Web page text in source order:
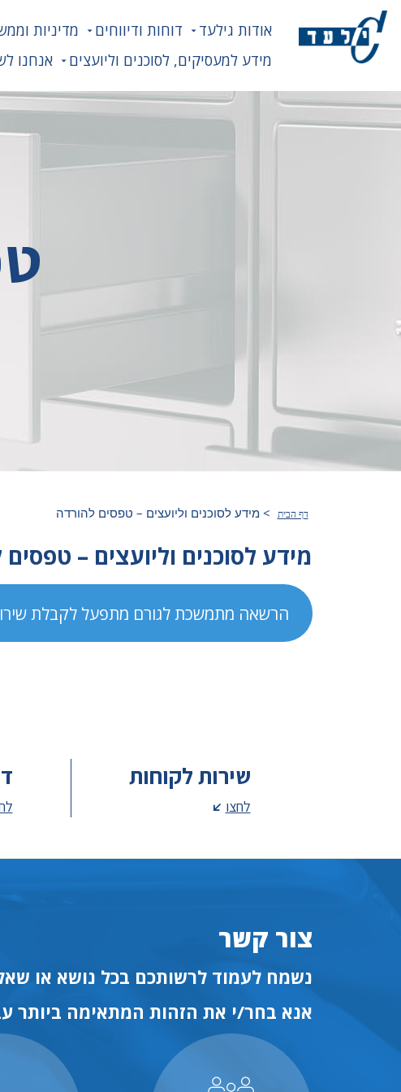
אודות גילעד דוחות ודיווחים מדיניות
מידע למעסיקים, לסוכנים וליועצים
אנחנו
דף הבית >מידע לסוכנים וליועצים – טפסים להורדה
מידע לסוכנים וליועצים –
הרשאה מתמשכת לגורם מתפעל לקבלת
שירות לקוחות
לחצו
צור קשר
נשמח לעמוד לרשותכם בכל נושא או
אנא בחר/י את הזהות המתאימה ביותר